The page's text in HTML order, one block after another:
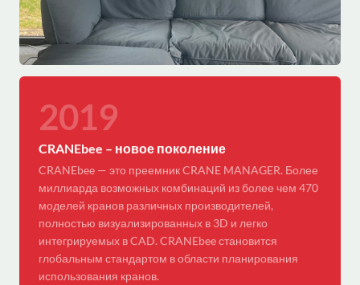
2019
CRANEbee – новое поколение
CRANEbee — это преемник CRANE MANAGER. Более
миллиарда возможных комбинаций из более чем 470
моделей кранов различных производителей,
полностью визуализированных в 3D и легко
интегрируемых в CAD. CRANEbee становится
глобальным стандартом в области планирования
использования кранов.